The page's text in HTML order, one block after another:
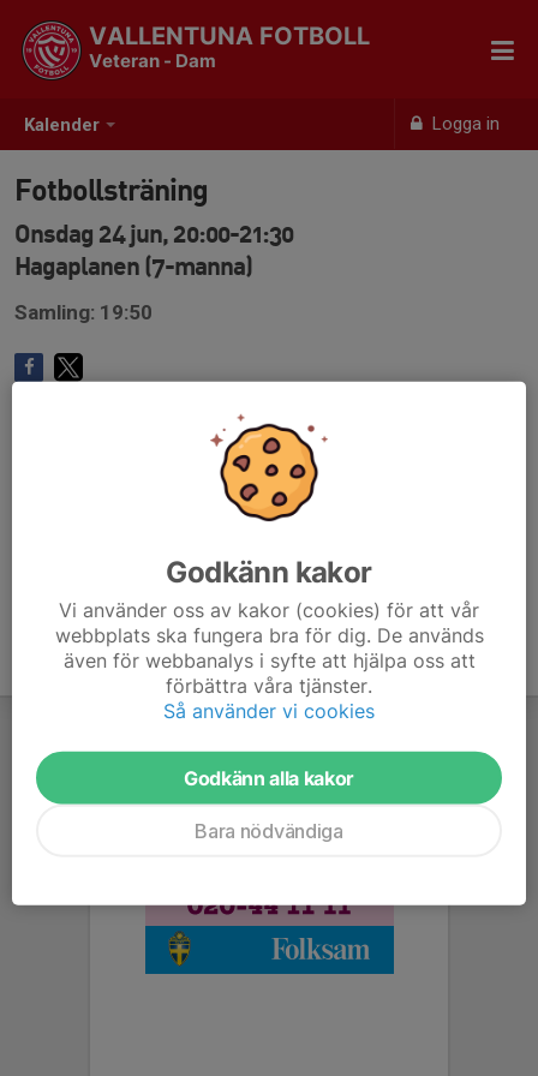
Kalender Logga in
VALLENTUNA FOTBOLL
Veteran - Dam
Fotbollsträning
Onsdag 24 jun, 20:00-21:30
Hagaplanen (7-manna)
Samling: 19:50
Godkänn kakor
Vi använder oss av kakor (cookies) för att vår
webbplats ska fungera bra för dig. De används
även för webbanalys i syfte att hjälpa oss att
förbättra våra tjänster.
Så använder vi cookies
Godkänn alla kakor
Bara nödvändiga